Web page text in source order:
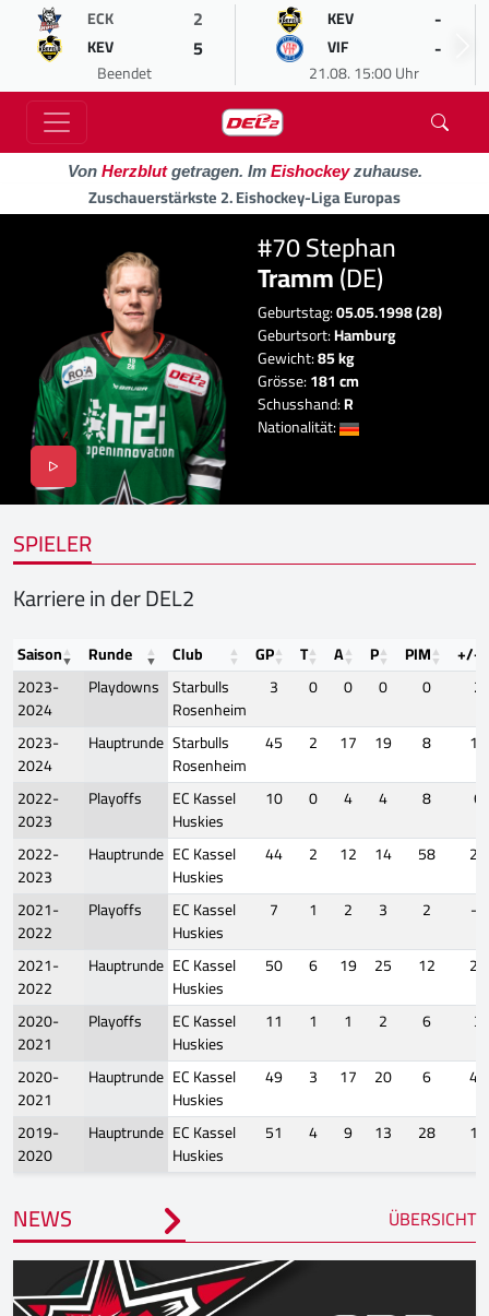
ECK 2
KEV 5
Beendet
KEV -
VIF -
21.08. 15:00 Uhr
Von Herzblutgetragen. Im Eishockeyzuhause.
Zuschauerstärkste 2. Eishockey-Liga Europas
#70 Stephan
Tramm(DE)
Geburtstag:05.05.1998 (28)
Geburtsort:Hamburg
Gewicht:85 kg
Grösse:181 cm
Schusshand:R
Nationalität:
SPIELER
Karriere in der DEL2
Saison Runde Club GP T A P PIM
+/-
2023-
2024
Playdowns Starbulls
Rosenheim
3 0 0 0 0
2
2023-
2024
Hauptrunde Starbulls
Rosenheim
45 2 17 19 8
13
2022-
2023
Playoffs
EC Kassel
Huskies
10 0 4 4 8
6
2022-
2023
Hauptrunde EC Kassel
Huskies
44 2 12 14 58
29
2021-
2022
Playoffs
EC Kassel
Huskies
7 1 2 3 2
-4
2021-
2022
Hauptrunde EC Kassel
Huskies
50 6 19 25 12
24
2020-
2021
Playoffs
EC Kassel
Huskies
11 1 1 2 6
3
2020-
2021
Hauptrunde EC Kassel
Huskies
49 3 17 20 6
40
2019-
2020
Hauptrunde EC Kassel
Huskies
51 4 9 13 28 16
NEWS ÜBERSICHT